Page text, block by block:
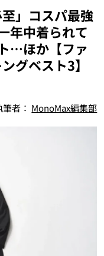
」コスパ最強
年中着られて
…ほか【ファ
グベスト3】
筆者： MonoMax編集部